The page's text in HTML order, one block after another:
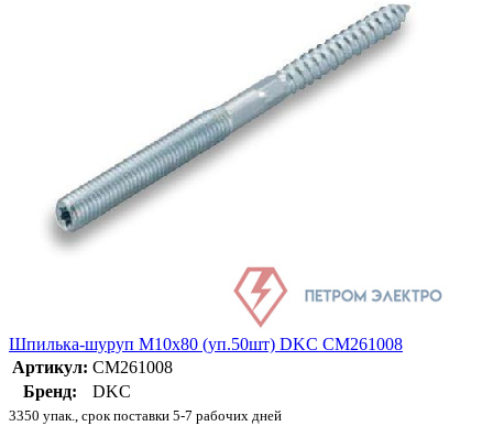
Шпилька-шуруп M10х80 (уп.50шт) DKC CM261008
Артикул: CM261008
Бренд:
DKC
3350 упак., срок поставки 5-7 рабочих дней